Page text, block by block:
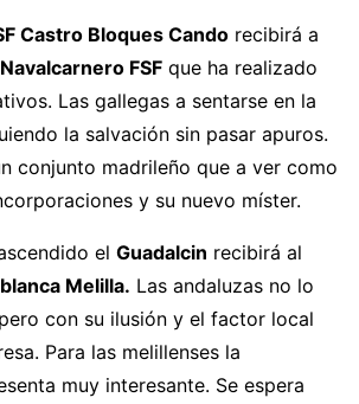
Castro Bloques Cando recibirá a
FSF que ha realizado
Las gallegas a sentarse en la
la salvación sin pasar apuros.
conjunto madrileño que a ver como
y su nuevo míster.
el Guadalcin recibirá al
Melilla. Las andaluzas no lo
con su ilusión y el factor local
Para las melillenses la
muy interesante. Se espera